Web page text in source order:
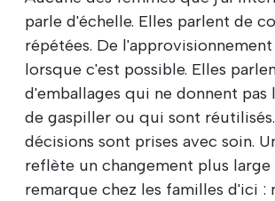
parle d'échelle. Elles parlent de
répétées. De
lorsque c'est possible. Elles
d'emballages qui ne donnent pas
de gaspiller ou qui sont
décisions sont prises avec soin.
reflète un changement plus
remarque chez les familles d'ici :